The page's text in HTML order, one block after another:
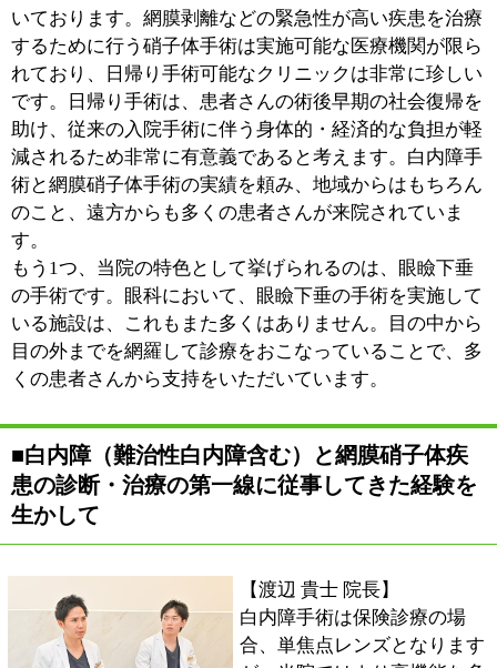
はございますが、その技術水準には自信を持っていま
す。さらに当院では硝子体手術を行うことが出来ます。
一般に、白内障手術で合併症が起こると、硝子体手術が
行える医師に患者さんをお任せしないといけませんが、
当院の場合、そのまま私が硝子体手術をおこなえるもの
ですから、その点においても患者さんに安心していただ
けているものと考えています。
■整容面にも配慮した眼瞼下垂手術
【東 岳志 副院長】
眼瞼下垂の手術は形成外科や美容外科においても扱って
いますが、眼科でおこなうメリットは、目のことを考え
ながら手術をおこなえる点です。眼瞼下垂とは、加齢な
どによって瞼が下がってしまう疾患ですが、単にまぶた
をもちあげればいいというものではありません。仮にあ
げすぎてしまうと今度は目が閉じにくくなり、目の表面
が傷ついてしまう可能性が生じます。実際に他の医療機
関で手術を受けた後、「目がゴロゴロする」という相談
面のケアについても勿論おこなえますし、眼球に対する
影響を最大限考慮しながら治療するように心がけていま
す。
この手術は機能を回復することが大原則となりますが、
まぶたは顔の一部分ですので、見た目（整容面）も大変
重要です。当院ではこの面に関しても重要視して手術を
おこなっています。機能を治すのみで終わらず見た目も
ものになれば非常に嬉しく思います。
■これから受診される患者さんへ